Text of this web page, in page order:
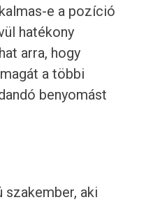
e a pozíció
hatékony
arra, hogy
a többi
benyomást
szakember, aki